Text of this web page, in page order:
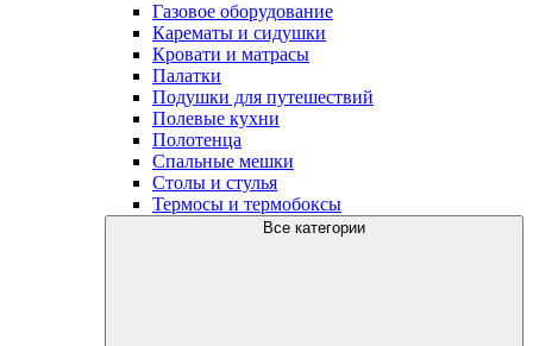
Газовое оборудование
Карематы и сидушки
Кровати и матрасы
Палатки
Подушки для путешествий
Полевые кухни
Полотенца
Спальные мешки
Столы и стулья
Термосы и термобоксы
Все категории